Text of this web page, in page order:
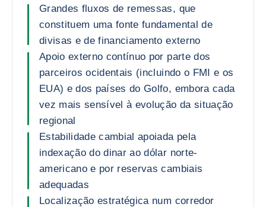
Grandes fluxos de remessas, que
constituem uma fonte fundamental de
divisas e de financiamento externo
Apoio externo contínuo por parte dos
parceiros ocidentais (incluindo o FMI e os
EUA) e dos países do Golfo, embora cada
vez mais sensível à evolução da situação
regional
Estabilidade cambial apoiada pela
indexação do dinar ao dólar norte-
americano e por reservas cambiais
adequadas
Localização estratégica num corredor